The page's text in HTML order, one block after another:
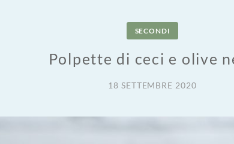
SECONDI
Polpette di ceci e olive
18 SETTEMBRE 2020